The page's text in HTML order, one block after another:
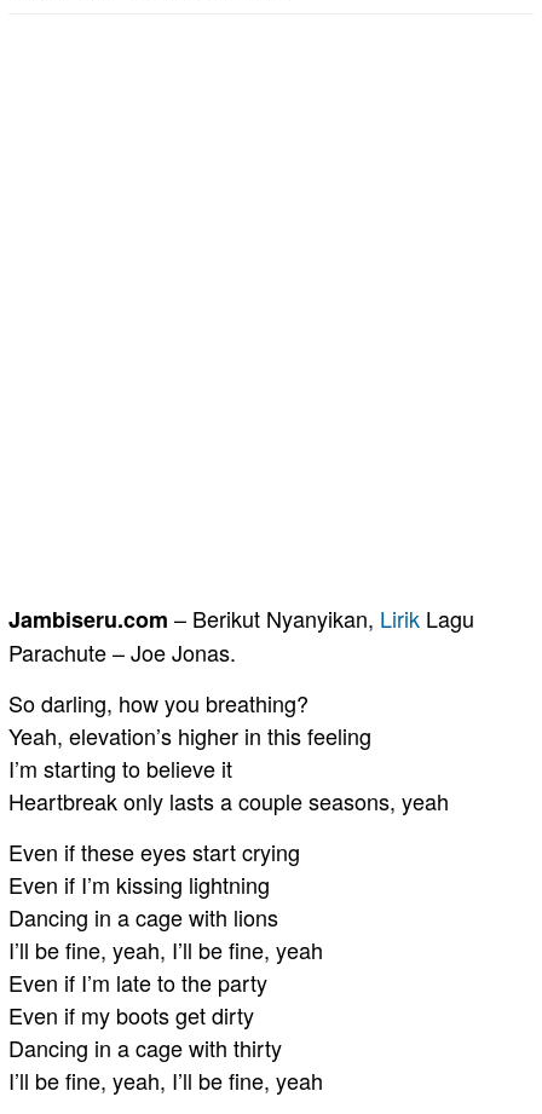
Jambiseru.com – Berikut Nyanyikan, Lirik Lagu
Parachute – Joe Jonas.
So darling, how you breathing?
Yeah, elevation’s higher in this feeling
I’m starting to believe it
Heartbreak only lasts a couple seasons, yeah
Even if these eyes start crying
Even if I’m kissing lightning
Dancing in a cage with lions
I’ll be fine, yeah, I’ll be fine, yeah
Even if I’m late to the party
Even if my boots get dirty
Dancing in a cage with thirty
I’ll be fine, yeah, I’ll be fine, yeah